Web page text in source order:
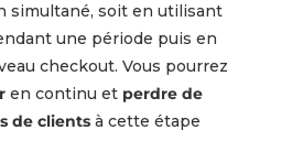
simultané, soit en utilisant
une période puis en
checkout. Vous pourrez
en continu et perdre de
de clientsà cette étape